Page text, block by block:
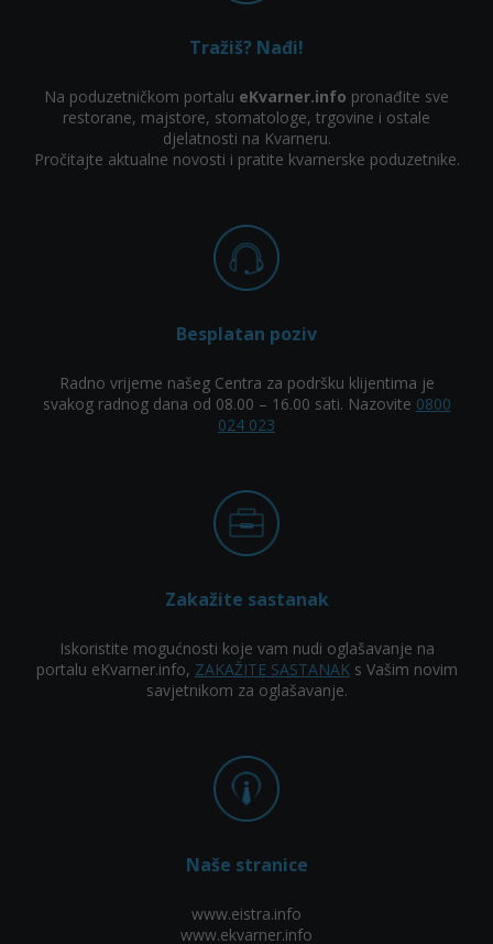
Tražiš? Nađi!
Na poduzetničkom portalu eKvarner.info pronađite sve
restorane, majstore, stomatologe, trgovine i ostale
djelatnosti na Kvarneru.
Pročitajte aktualne novosti i pratite kvarnerske poduzetnike.
Besplatan poziv
Radno vrijeme našeg Centra za podršku klijentima je
svakog radnog dana od 08.00 – 16.00 sati. Nazovite 0800
024 023
Zakažite sastanak
Iskoristite mogućnosti koje vam nudi oglašavanje na
portalu eKvarner.info, ZAKAŽITE SASTANAKs Vašim novim
savjetnikom za oglašavanje.
Naše stranice
www.eistra.info
www.ekvarner.info